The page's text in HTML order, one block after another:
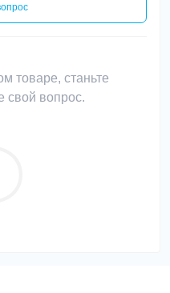
товаре, станьте
свой вопрос.